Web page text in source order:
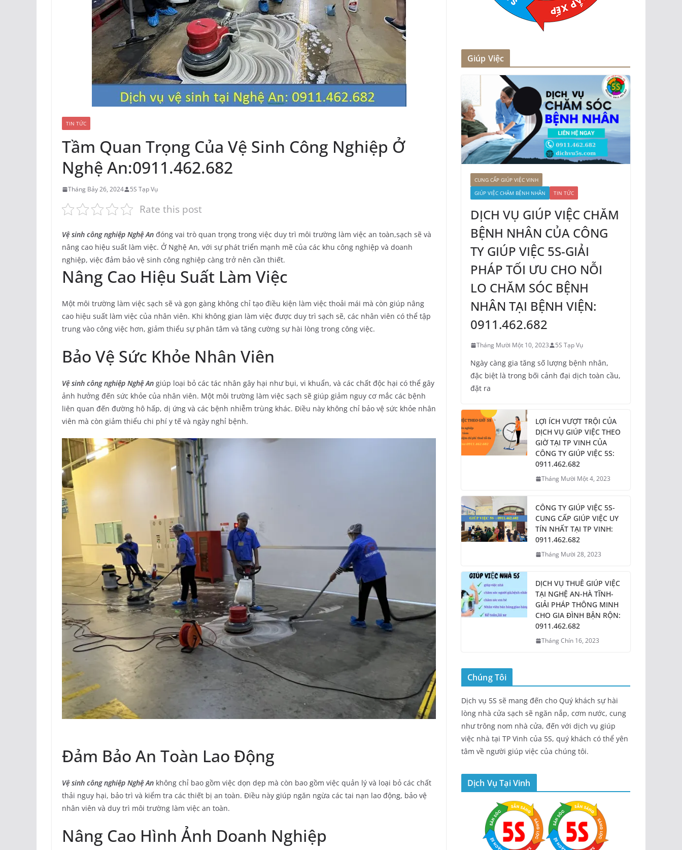
TIN TỨC
Tầm Quan Trọng Của Vệ Sinh Công Nghiệp Ở
Nghệ An:0911.462.682
Tháng Bảy 26, 2024 5S Tạp Vụ
Rate this post
Vệ sinh công nghiệp Nghệ An đóng vai trò quan trọng trong việc duy trì môi trường làm việc an toàn,sạch sẽ và
nâng cao hiệu suất làm việc. Ở Nghệ An, với sự phát triển mạnh mẽ của các khu công nghiệp và doanh
nghiệp, việc đảm bảo vệ sinh công nghiệp càng trở nên cần thiết.
Nâng Cao Hiệu Suất Làm Việc
Một môi trường làm việc sạch sẽ và gọn gàng không chỉ tạo điều kiện làm việc thoải mái mà còn giúp nâng
cao hiệu suất làm việc của nhân viên. Khi không gian làm việc được duy trì sạch sẽ, các nhân viên có thể tập
trung vào công việc hơn, giảm thiểu sự phân tâm và tăng cường sự hài lòng trong công việc.
Bảo Vệ Sức Khỏe Nhân Viên
Vệ sinh công nghiệp Nghệ An giúp loại bỏ các tác nhân gây hại như bụi, vi khuẩn, và các chất độc hại có thể gây
ảnh hưởng đến sức khỏe của nhân viên. Một môi trường làm việc sạch sẽ giúp giảm nguy cơ mắc các bệnh
liên quan đến đường hô hấp, dị ứng và các bệnh nhiễm trùng khác. Điều này không chỉ bảo vệ sức khỏe nhân
viên mà còn giảm thiểu chi phí y tế và ngày nghỉ bệnh.
Đảm Bảo An Toàn Lao Động
Vệ sinh công nghiệp Nghệ An không chỉ bao gồm việc dọn dẹp mà còn bao gồm việc quản lý và loại bỏ các chất
thải nguy hại, bảo trì và kiểm tra các thiết bị an toàn. Điều này giúp ngăn ngừa các tai nạn lao động, bảo vệ
nhân viên và duy trì môi trường làm việc an toàn.
Nâng Cao Hình Ảnh Doanh Nghiệp
Giúp Việc
CUNG CẤP GIÚP VIỆC VINH
GIÚP VIỆC CHĂM BỆNH NHÂN
TIN TỨC
DỊCH VỤ GIÚP VIỆC CHĂM
BỆNH NHÂN CỦA CÔNG
TY GIÚP VIỆC 5S-GIẢI
PHÁP TỐI ƯU CHO NỖI
LO CHĂM SÓC BỆNH
NHÂN TẠI BỆNH VIỆN:
0911.462.682
Tháng Mười Một 10, 2023 5S Tạp Vụ
Ngày càng gia tăng số lượng bệnh nhân,
đặc biệt là trong bối cảnh đại dịch toàn cầu,
đặt ra
LỢI ÍCH VƯỢT TRỘI CỦA
DỊCH VỤ GIÚP VIỆC THEO
GIỜ TẠI TP VINH CỦA
CÔNG TY GIÚP VIỆC 5S:
0911.462.682
Tháng Mười Một 4, 2023
CÔNG TY GIÚP VIỆC 5S-
CUNG CẤP GIÚP VIỆC UY
TÍN NHẤT TẠI TP VINH:
0911.462.682
Tháng Mười 28, 2023
DỊCH VỤ THUÊ GIÚP VIỆC
TẠI NGHỆ AN-HÀ TĨNH-
GIẢI PHÁP THÔNG MINH
CHO GIA ĐÌNH BẬN RỘN:
0911.462.682
Tháng Chín 16, 2023
Chúng Tôi
Dịch vụ 5S sẽ mang đến cho Quý khách sự hài
lòng nhà cửa sạch sẽ ngăn nắp, cơm nước, cung
như trông nom nhà cửa, đến với dịch vụ giúp
việc nhà tại TP Vinh của 5S, quý khách có thể yên
tâm về người giúp việc của chúng tôi.
Dịch Vụ Tại Vinh